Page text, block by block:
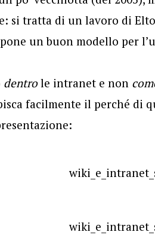
si tratta di un lavoro di
un buon modello per
dentrole intranet e non
facilmente il perché di